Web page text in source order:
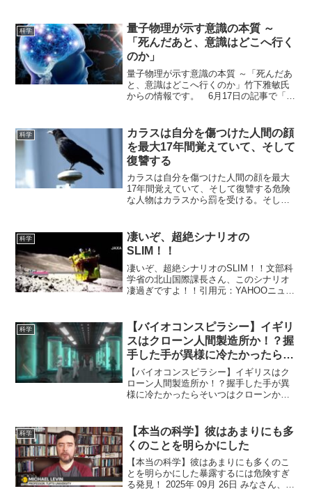
科学
量子物理が示す意識の本質 ～
「死んだあと、意識はどこへ行く
のか」
量子物理が示す意識の本質 ～「死んだあ
と、意識はどこへ行くのか」竹下雅敏氏
からの情報です。 6月17日の記事で「あ
る」という量子物理学が示し始めた世界
観を紹介しました。 ...
科学
カラスは自分を傷つけた人間の顔
を最大17年間覚えていて、そして
復讐する
カラスは自分を傷つけた人間の顔を最大
17年間覚えていて、そして復讐する危険
な人物はカラスから罰を受ける。そして
にいない。カラスは人の顔を認識するだ
けでなく、加害者を何年...
科学
凄いぞ、超絶シナリオの
SLIM！！
凄いぞ、超絶シナリオのSLIM！！文部科
学省の北山国際課長さん、このシナリオ
凄過ぎですよ！！引用元：YAHOOニュー
た、最近月に軟着陸したとさ...
科学
【バイオコンスピラシー】イギリ
スはクローン人間製造所か！？握
手した手が異様に冷たかったらそ
いつはクローンかも！？
【バイオコンスピラシー】イギリスはク
ローン人間製造所か！？握手した手が異
様に冷たかったらそいつはクローンか
クローン化を研究中のようですみなさ
ん、こんにちは。 さて、今日...
科学
【本当の科学】彼はあまりにも多
くのことを明らかにした
【本当の科学】彼はあまりにも多くのこ
とを明らかにした暴露するには危険すぎ
る発見！ 2025年 09月 26日 みなさん、こ